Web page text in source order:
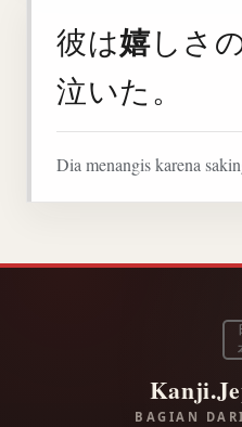
彼は嬉しさ
泣いた。
Dia menangis karena
BAGIAN